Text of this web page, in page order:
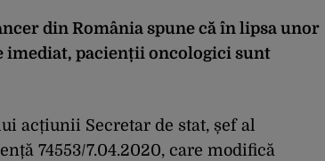
din România spune că în lipsa unor
imediat, pacienții oncologici sunt
acțiunii Secretar de stat, șef al
74553/7.04.2020, care modifică